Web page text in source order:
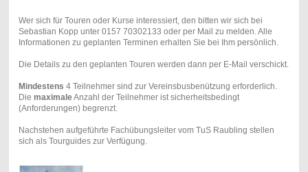
Wer sich für Touren oder Kurse interessiert, den bitten wir sich bei
Sebastian Kopp unter 0157 70302133 oder per Mail zu melden. Alle
Informationen zu geplanten Terminen erhalten Sie bei Ihm persönlich.
Die Details zu den geplanten Touren werden dann per E-Mail verschickt.
Mindestens 4 Teilnehmer sind zur Vereinsbusbenützung erforderlich.
Die maximaleAnzahl der Teilnehmer ist sicherheitsbedingt
(Anforderungen) begrenzt.
Nachstehen aufgeführte Fachübungsleiter vom TuS Raubling stellen
sich als Tourguides zur Verfügung.